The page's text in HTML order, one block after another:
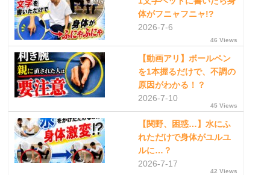
体がフニャフニャ!?
2026-7-6
46 Views
【動画アリ】ボールペン
を1本握るだけで、不調の
原因がわかる！？
2026-7-10
45 Views
【関野、困惑…】水にふ
れただけで身体がユルユ
ルに…？
2026-7-17
42 Views